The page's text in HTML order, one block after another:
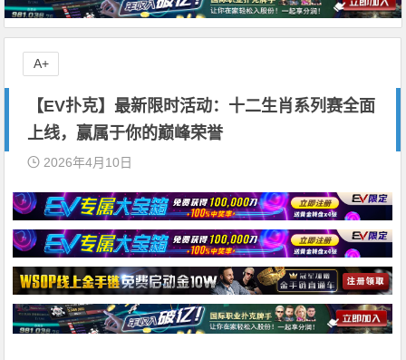
【EV扑克】最新限时活动：十二生肖系列赛全面
上线，赢属于你的巅峰荣誉
2026年4月10日
A+